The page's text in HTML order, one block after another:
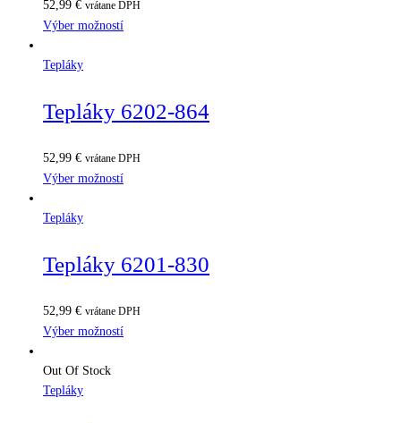
52,99 € vrátane DPH
Výber možností
Tepláky
Tepláky 6202-864
52,99 € vrátane DPH
Výber možností
Tepláky
Tepláky 6201-830
52,99 € vrátane DPH
Výber možností
Out Of Stock
Tepláky